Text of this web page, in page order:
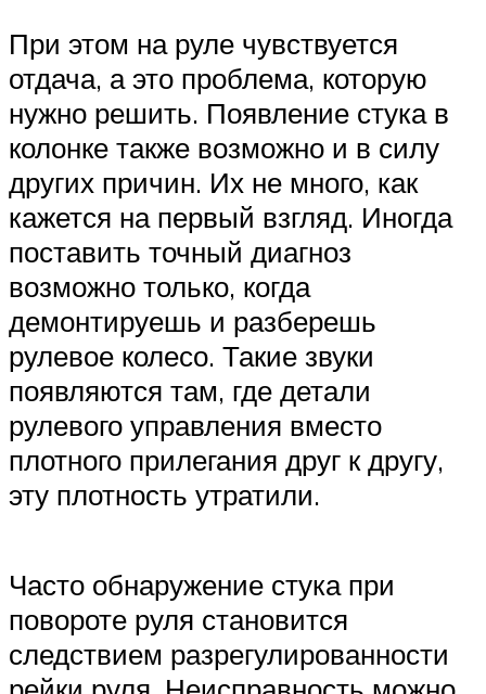
При этом на руле чувствуется
отдача, а это проблема, которую
нужно решить. Появление стука в
колонке также возможно и в силу
других причин. Их не много, как
кажется на первый взгляд. Иногда
поставить точный диагноз
возможно только, когда
демонтируешь и разберешь
рулевое колесо. Такие звуки
появляются там, где детали
рулевого управления вместо
плотного прилегания друг к другу,
эту плотность утратили.
Часто обнаружение стука при
повороте руля становится
следствием разрегулированности